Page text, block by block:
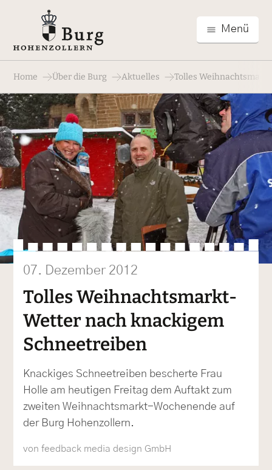
Menü
Home Über die Burg Aktuelles Tolles
07. Dezember 2012
Tolles Weihnachtsmarkt-
Wetter nach knackigem
Schneetreiben
Knackiges Schneetreiben bescherte Frau
Holle am heutigen Freitag dem Auftakt zum
zweiten Weihnachtsmarkt-Wochenende auf
der Burg Hohenzollern.
von feedback media design GmbH